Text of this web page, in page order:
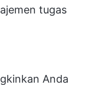
tugas
Anda